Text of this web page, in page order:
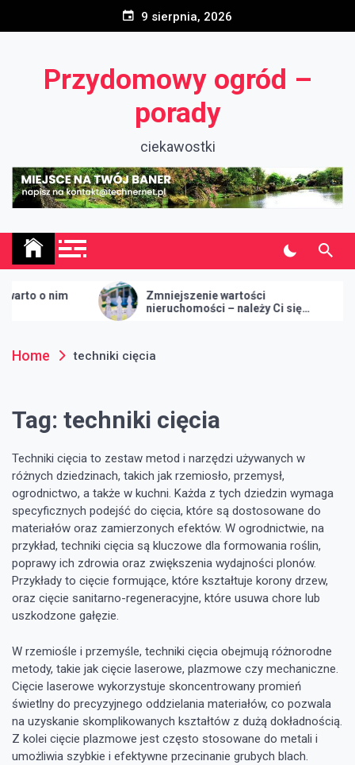
9 sierpnia, 2026
Przydomowy ogród –
porady
ciekawostki
nim
Zmniejszenie wartości
nieruchomości – należy Ci się
odszkodowanie
Home techniki cięcia
Tag: techniki cięcia
Techniki cięcia to zestaw metod i narzędzi używanych w
różnych dziedzinach, takich jak rzemiosło, przemysł,
ogrodnictwo, a także w kuchni. Każda z tych dziedzin wymaga
specyficznych podejść do cięcia, które są dostosowane do
materiałów oraz zamierzonych efektów. W ogrodnictwie, na
przykład, techniki cięcia są kluczowe dla formowania roślin,
poprawy ich zdrowia oraz zwiększenia wydajności plonów.
Przykłady to cięcie formujące, które kształtuje korony drzew,
oraz cięcie sanitarno-regeneracyjne, które usuwa chore lub
uszkodzone gałęzie.
W rzemiośle i przemyśle, techniki cięcia obejmują różnorodne
metody, takie jak cięcie laserowe, plazmowe czy mechaniczne.
Cięcie laserowe wykorzystuje skoncentrowany promień
świetlny do precyzyjnego oddzielania materiałów, co pozwala
na uzyskanie skomplikowanych kształtów z dużą dokładnością.
Z kolei cięcie plazmowe jest często stosowane do metali i
umożliwia szybkie i efektywne przecinanie grubych blach.